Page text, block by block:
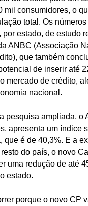
mil consumidores, o
total. Os
por estado, de estudo
ANBC (Associação
que também
de inserir até
mercado de crédito,
nacional.
pesquisa ampliada, o
apresenta um índice
que é de 40,3%. E a
do país, o novo
uma redução de até
estado.
porque o novo CP